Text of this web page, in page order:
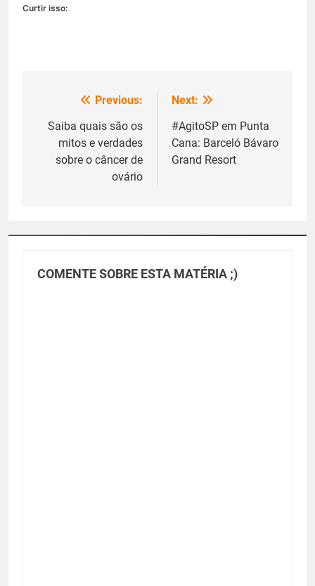
Curtir isso:
Navegação
de
Post
Previous:
Saiba quais são os
mitos e verdades
sobre o câncer de
ovário
Next:
#AgitoSP em Punta
Cana: Barceló Bávaro
Grand Resort
COMENTE SOBRE ESTA MATÉRIA ;)